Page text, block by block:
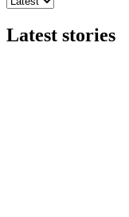
Latest stories